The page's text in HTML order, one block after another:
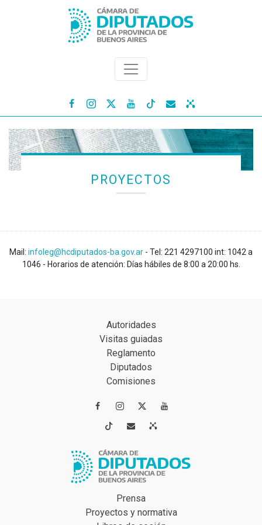
   
PROYECTOS
Mail: infoleg@hcdiputados-ba.gov.ar - Tel: 221 4297100 int: 1042 a
1046 - Horarios de atención: Días hábiles de 8:00 a 20:00 hs.
Autoridades
Visitas guiadas
Reglamento
Diputados
Comisiones
 
 
Prensa
Proyectos y normativa